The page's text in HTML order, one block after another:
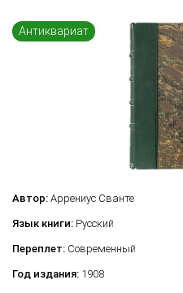
Антиквариат
Автор: Аррениус Сванте
Язык книги: Русский
Переплет: Современный
Год издания: 1908